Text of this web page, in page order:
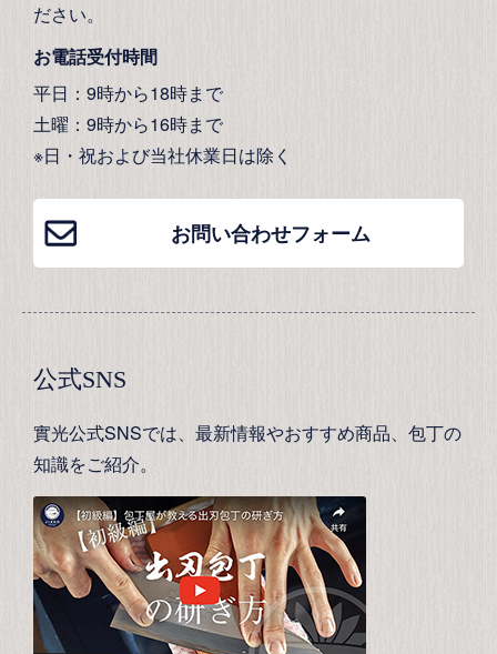
ださい。
お電話受付時間
平日：9時から18時まで
土曜：9時から16時まで
※日・祝および当社休業日は除く
お問い合わせフォーム
公式SNS
實光公式SNSでは、最新情報やおすすめ商品、包丁の
知識をご紹介。